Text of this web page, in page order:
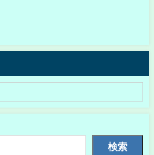
検索